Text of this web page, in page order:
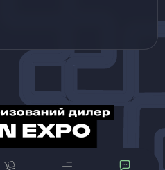
на даному сайті, належать компанії